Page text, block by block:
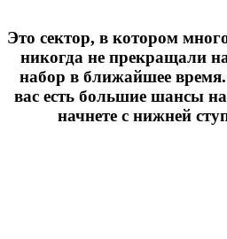
Это сектор, в котором
никогда не прекращали
набор в ближайшее время.
вас есть большие шансы
начнете с нижней